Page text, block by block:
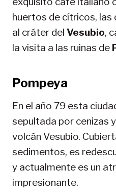
huertos de cítricos, las
al cráter del Vesubio,
la visita a las ruinas de
Pompeya
En el año 79 esta
sepultada por cenizas
volcán Vesubio.
sedimentos, es
y actualmente es un
impresionante.